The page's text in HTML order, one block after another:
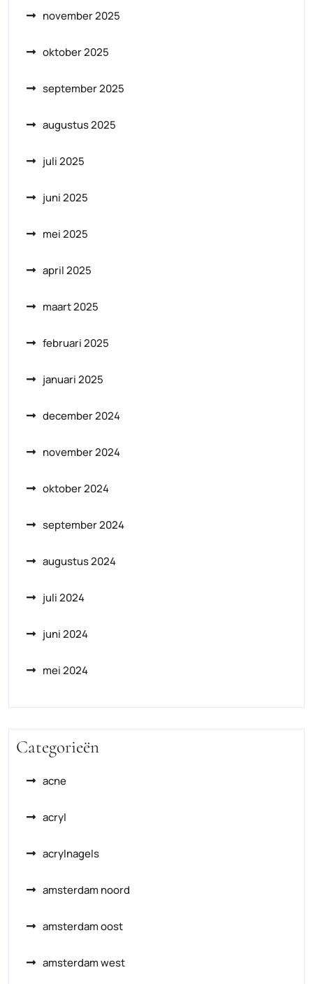
november 2025
oktober 2025
september 2025
augustus 2025
juli 2025
juni 2025
mei 2025
april 2025
maart 2025
februari 2025
januari 2025
december 2024
november 2024
oktober 2024
september 2024
augustus 2024
juli 2024
juni 2024
mei 2024
Categorieën
acne
acryl
acrylnagels
amsterdam noord
amsterdam oost
amsterdam west